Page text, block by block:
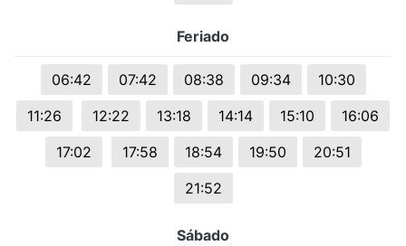
Feriado
06:42 07:42 08:38 09:34
10:30
11:26
12:22 13:18 14:14 15:10
16:06
17:02
17:58 18:54 19:50
20:51
21:52
Sábado